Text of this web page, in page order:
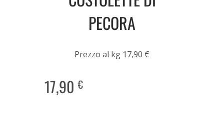
PECORA
Prezzo al kg 17,90 €
17,90€